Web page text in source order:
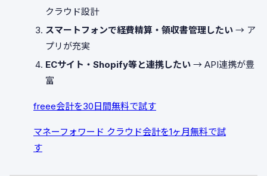
クラウド設計
スマートフォンで経費精算・領収書管理したい → ア
プリが充実
ECサイト・Shopify等と連携したい → API連携が豊
富
freee会計を30日間無料で試す
マネーフォワード クラウド会計を1ヶ月無料で試
す